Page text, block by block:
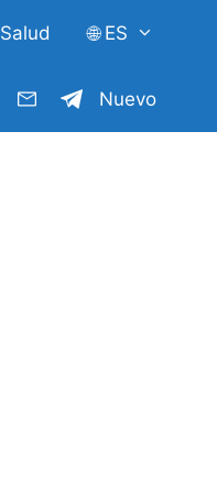
Salud 🌐 ES
Nuevo